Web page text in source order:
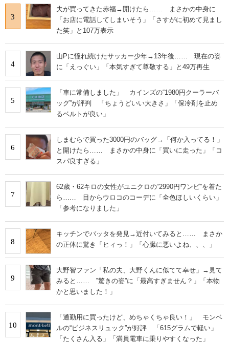
3
夫が買ってきた赤福→開けたら…… まさかの中身に
「お店に電話してしまいそう」「さすがに初めて見まし
た笑」と107万表示
4
山Pに憧れ続けたサッカー少年→13年後…… 現在の姿
に「えっぐい」「本気すぎて尊敬する」と49万再生
5
「車に常備しました」 カインズの“1980円クーラーバ
ッグ”が評判 「ちょうどいい大きさ」「保冷剤を止め
るベルトが良い」
6
しまむらで買った3000円のバッグ→「何か入ってる！」
と開けたら…… まさかの中身に「買いに走った」「コ
スパ良すぎる」
7
62歳・62キロの女性がユニクロの“2990円ワンピ”を着た
ら…… 目からウロコのコーデに「全色ほしいくらい」
「参考になりました」
8
キッチンでバッタを発見→近付いてみると…… まさか
の正体に驚き「ヒィっ！」「心臓に悪いよね、、、」
9
大野智ファン「私の夫、大野くんに似てて幸せ」→見て
みると…… ‟驚きの姿”に「最高すぎません？」「本物
かと思いました！」
10
「通勤用に買ったけど、めちゃくちゃ良い！」 モンベ
ルの“ビジネスリュック”が好評 「615グラムで軽い」
「たくさん入る」「満員電車に乗りやすくなった」